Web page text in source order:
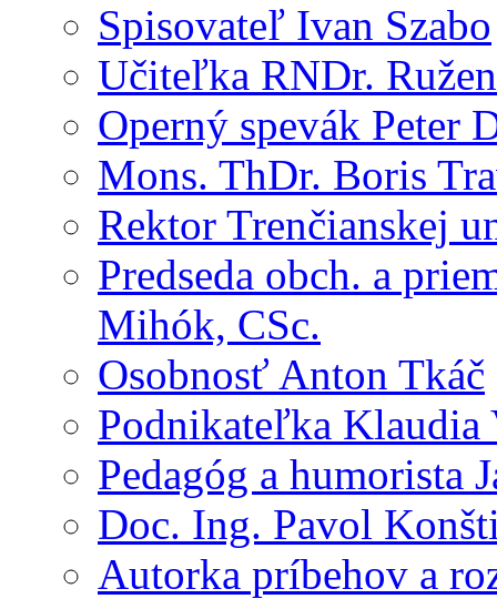
Spisovateľ Ivan Szabo
Učiteľka RNDr.
Operný spevák Peter
Mons. ThDr. Boris
Rektor Trenčianskej
Predseda obch. a
Mihók, CSc.
Osobnosť Anton Tkáč
Podnikateľka Klaudia
Pedagóg a humorista
Doc. Ing. Pavol
Autorka príbehov a